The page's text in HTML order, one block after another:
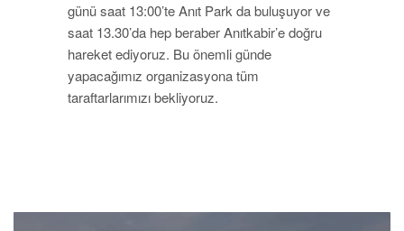
günü saat 13:00’te Anıt Park da buluşuyor ve
saat 13.30’da hep beraber Anıtkabir’e doğru
hareket ediyoruz. Bu önemli günde
yapacağımız organizasyona tüm
taraftarlarımızı bekliyoruz.